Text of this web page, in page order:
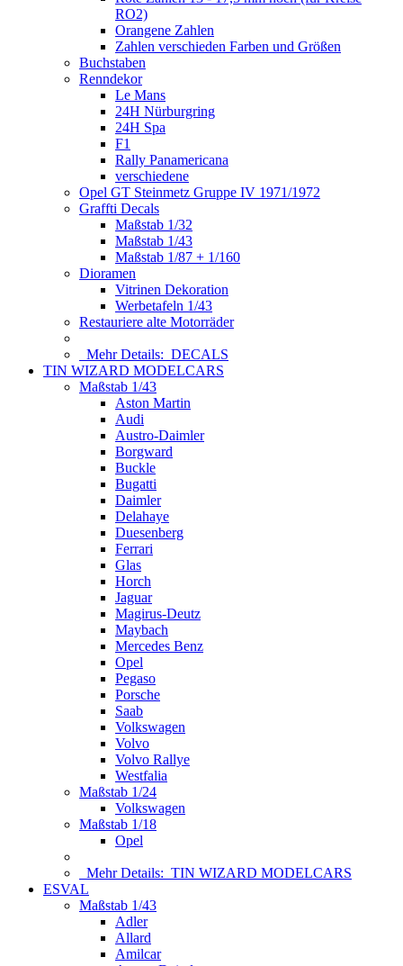
RO2)
Orangene Zahlen
Zahlen verschieden Farben und Größen
Buchstaben
Renndekor
Le Mans
24H Nürburgring
24H Spa
F1
Rally Panamericana
verschiedene
Opel GT Steinmetz Gruppe IV 1971/1972
Graffti Decals
Maßstab 1/32
Maßstab 1/43
Maßstab 1/87 + 1/160
Dioramen
Vitrinen Dekoration
Werbetafeln 1/43
Restauriere alte Motorräder
Mehr Details: DECALS
TIN WIZARD MODELCARS
Maßstab 1/43
Aston Martin
Audi
Austro-Daimler
Borgward
Buckle
Bugatti
Daimler
Delahaye
Duesenberg
Ferrari
Glas
Horch
Jaguar
Magirus-Deutz
Maybach
Mercedes Benz
Opel
Pegaso
Porsche
Saab
Volkswagen
Volvo
Volvo Rallye
Westfalia
Maßstab 1/24
Volkswagen
Maßstab 1/18
Opel
Mehr Details: TIN WIZARD MODELCARS
ESVAL
Maßstab 1/43
Adler
Allard
Amilcar